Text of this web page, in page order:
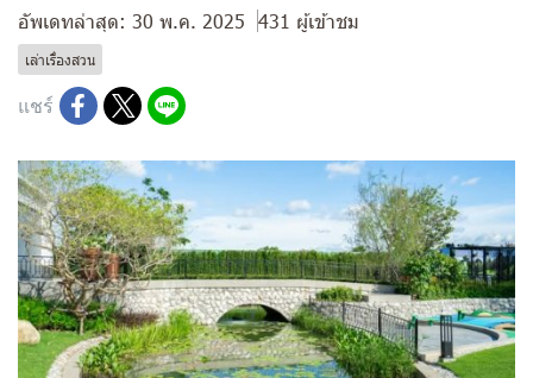
อัพเดทล่าสุด: 30 พ.ค. 2025 431 ผู้เข้าชม
เล่าเรื่องสวน
แชร์